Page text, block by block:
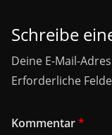
Schreibe
Deine E-Mail-
Erforderliche
Kommentar*